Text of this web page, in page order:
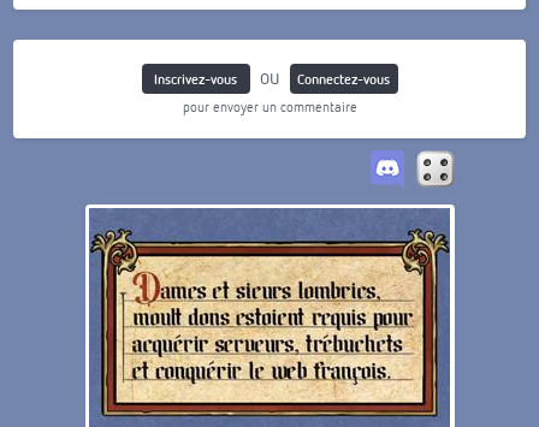
Inscrivez-vous ou
Connectez-vous
pour envoyer un commentaire